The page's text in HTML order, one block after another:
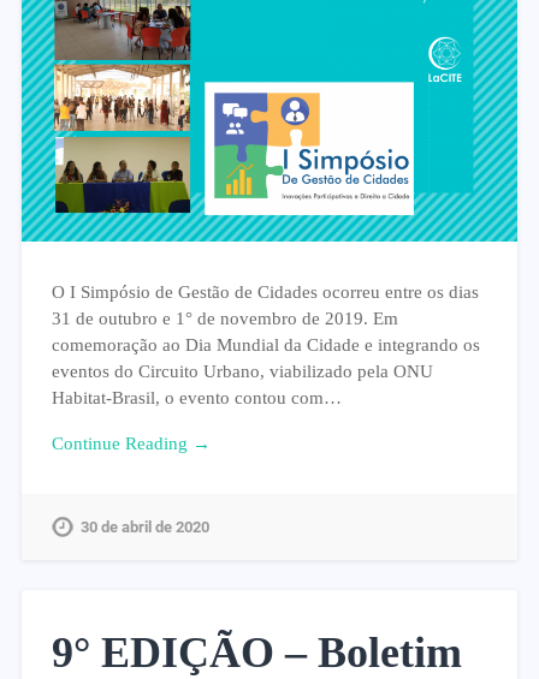
O I Simpósio de Gestão de Cidades ocorreu entre os dias
31 de outubro e 1° de novembro de 2019. Em
comemoração ao Dia Mundial da Cidade e integrando os
eventos do Circuito Urbano, viabilizado pela ONU
Habitat-Brasil, o evento contou com…
Continue Reading →
30 de abril de 2020
9° EDIÇÃO – Boletim